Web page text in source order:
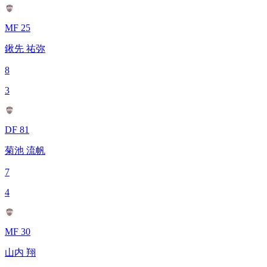
MF 25
鍬先 祐弥
8
3
DF 81
菊池 流帆
7
4
MF 30
山内 翔